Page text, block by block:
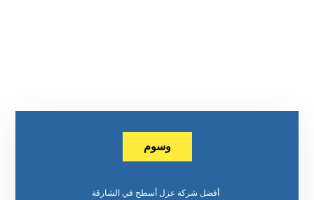
وسوم
أفضل شركة عزل أسطح في الشارقة